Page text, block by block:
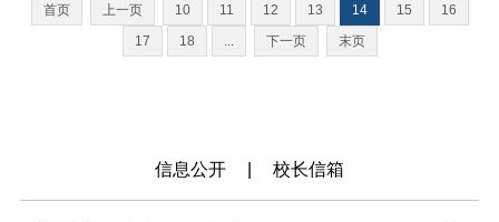
首页
上一页 10 11 12 13 14 15
16
17
18 下一页 末页
信息公开 校长信箱